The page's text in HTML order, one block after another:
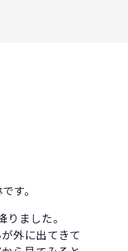
す。
りました。
外に出てきて